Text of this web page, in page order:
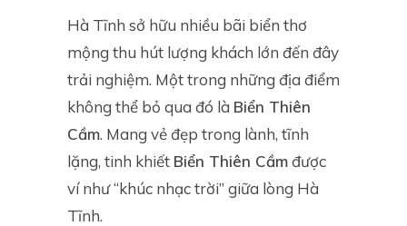
Hà Tĩnh sở hữu nhiều bãi biển thơ
mộng thu hút lượng khách lớn đến đây
trải nghiệm. Một trong những địa điểm
không thể bỏ qua đó là Biển Thiên
Cầm. Mang vẻ đẹp trong lành, tĩnh
lặng, tinh khiết Biển Thiên Cầmđược
ví như “khúc nhạc trời” giữa lòng Hà
Tĩnh.